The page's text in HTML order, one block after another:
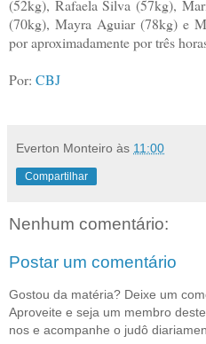
(52kg), Rafaela Silva (57kg),
(70kg), Mayra Aguiar (78kg) e
por aproximadamente por três
Por: CBJ
Everton Monteiro às 11:00
Compartilhar
Nenhum comentário:
Postar um comentário
Gostou da matéria? Deixe um
Aproveite e seja um membro
nos e acompanhe o judô